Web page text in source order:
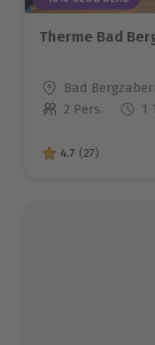
Therme Bad
Standort
Bad
Anzahl der
2 Pers. 1
4.7 von 5
4.7 (27)